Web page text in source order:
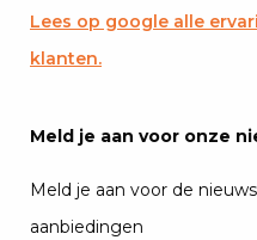
Lees op google alle
klanten.
Meld je aan voor onze
Meld je aan voor de
aanbiedingen